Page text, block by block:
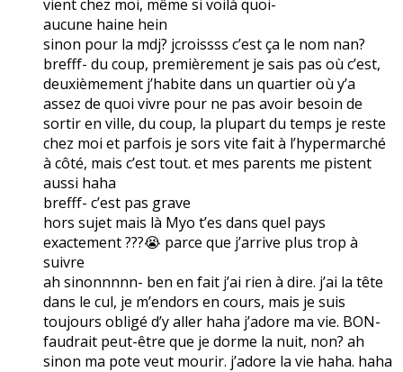
vient chez moi, même si voilà quoi-
aucune haine hein
sinon pour la mdj? jcroissss c’est ça le nom nan?
brefff- du coup, premièrement je sais pas où c’est,
deuxièmement j’habite dans un quartier où y’a
assez de quoi vivre pour ne pas avoir besoin de
sortir en ville, du coup, la plupart du temps je reste
chez moi et parfois je sors vite fait à l’hypermarché
à côté, mais c’est tout. et mes parents me pistent
aussi haha
brefff- c’est pas grave
hors sujet mais là Myo t’es dans quel pays
exactement ???😭 parce que j’arrive plus trop à
suivre
ah sinonnnnn- ben en fait j’ai rien à dire. j’ai la tête
dans le cul, je m’endors en cours, mais je suis
toujours obligé d’y aller haha j’adore ma vie. BON-
faudrait peut-être que je dorme la nuit, non? ah
sinon ma pote veut mourir. j’adore la vie haha. haha